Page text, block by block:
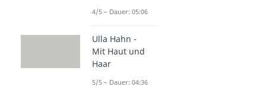
4/5 – Dauer: 05:06
Ulla Hahn -
Mit Haut und
Haar
5/5 – Dauer: 04:36